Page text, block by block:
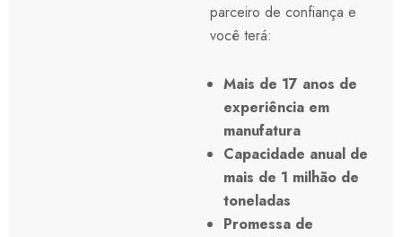
parceiro de confiança e
você terá:
Mais de 17 anos de
experiência em
manufatura
Capacidade anual de
mais de 1 milhão de
toneladas
Promessa de